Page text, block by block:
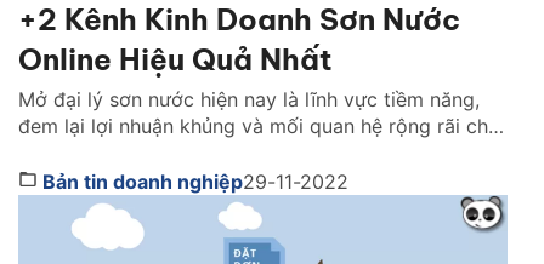
+2 Kênh Kinh Doanh Sơn Nước
Online Hiệu Quả Nhất
Mở đại lý sơn nước hiện nay là lĩnh vực tiềm năng,
đem lại lợi nhuận khủng và mối quan hệ rộng rãi cho
cũng là một mặt hàng kinh doanh online hót. Kinh
doanh sơn nước online hiện nay trở thành xu […]
Bản tin doanh nghiệp29-11-2022